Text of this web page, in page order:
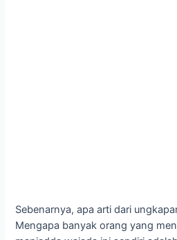
Maka, ketika berada di sebuah
atau bahkan saat ngobrol dengan